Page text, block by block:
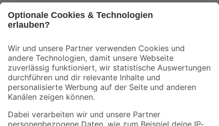
Der toom Newsletter: Keine Angebote und Aktionen mehr verpassen!
Zur Newsletter Anmeldung
Folge uns